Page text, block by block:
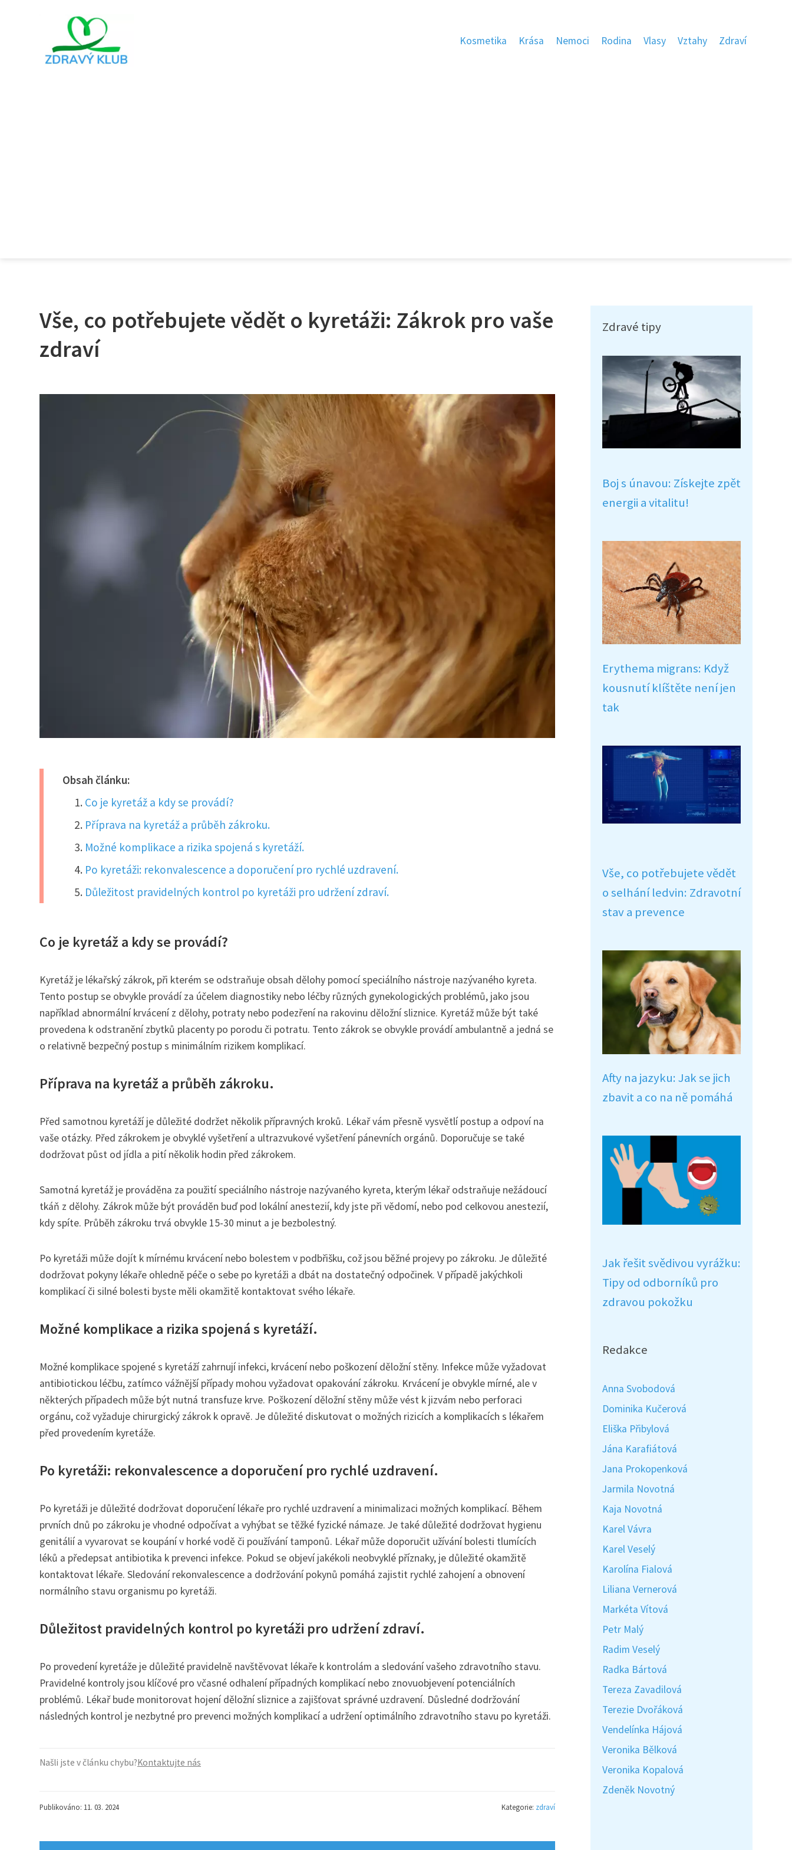
Kosmetika Krása Nemoci Rodina Vlasy Vztahy Zdraví
Vše, co potřebujete vědět o kyretáži: Zákrok pro vaše
zdraví
Obsah článku:
Co je kyretáž a kdy se provádí?
Příprava na kyretáž a průběh zákroku.
Možné komplikace a rizika spojená s kyretáží.
Po kyretáži: rekonvalescence a doporučení pro rychlé uzdravení.
Důležitost pravidelných kontrol po kyretáži pro udržení zdraví.
Co je kyretáž a kdy se provádí?
Kyretáž je lékařský zákrok, při kterém se odstraňuje obsah dělohy pomocí speciálního nástroje nazývaného kyreta.
Tento postup se obvykle provádí za účelem diagnostiky nebo léčby různých gynekologických problémů, jako jsou
například abnormální krvácení z dělohy, potraty nebo podezření na rakovinu děložní sliznice. Kyretáž může být také
provedena k odstranění zbytků placenty po porodu či potratu. Tento zákrok se obvykle provádí ambulantně a jedná se
o relativně bezpečný postup s minimálním rizikem komplikací.
Příprava na kyretáž a průběh zákroku.
Před samotnou kyretáží je důležité dodržet několik přípravných kroků. Lékař vám přesně vysvětlí postup a odpoví na
vaše otázky. Před zákrokem je obvyklé vyšetření a ultrazvukové vyšetření pánevních orgánů. Doporučuje se také
dodržovat půst od jídla a pití několik hodin před zákrokem.
Samotná kyretáž je prováděna za použití speciálního nástroje nazývaného kyreta, kterým lékař odstraňuje nežádoucí
tkáň z dělohy. Zákrok může být prováděn buď pod lokální anestezií, kdy jste při vědomí, nebo pod celkovou anestezií,
kdy spíte. Průběh zákroku trvá obvykle 15-30 minut a je bezbolestný.
Po kyretáži může dojít k mírnému krvácení nebo bolestem v podbřišku, což jsou běžné projevy po zákroku. Je důležité
dodržovat pokyny lékaře ohledně péče o sebe po kyretáži a dbát na dostatečný odpočinek. V případě jakýchkoli
komplikací či silné bolesti byste měli okamžitě kontaktovat svého lékaře.
Možné komplikace a rizika spojená s kyretáží.
Možné komplikace spojené s kyretáží zahrnují infekci, krvácení nebo poškození děložní stěny. Infekce může vyžadovat
antibiotickou léčbu, zatímco vážnější případy mohou vyžadovat opakování zákroku. Krvácení je obvykle mírné, ale v
některých případech může být nutná transfuze krve. Poškození děložní stěny může vést k jizvám nebo perforaci
orgánu, což vyžaduje chirurgický zákrok k opravě. Je důležité diskutovat o možných rizicích a komplikacích s lékařem
před provedením kyretáže.
Po kyretáži: rekonvalescence a doporučení pro rychlé uzdravení.
Po kyretáži je důležité dodržovat doporučení lékaře pro rychlé uzdravení a minimalizaci možných komplikací. Během
prvních dnů po zákroku je vhodné odpočívat a vyhýbat se těžké fyzické námaze. Je také důležité dodržovat hygienu
genitálií a vyvarovat se koupání v horké vodě či používání tamponů. Lékař může doporučit užívání bolesti tlumících
léků a předepsat antibiotika k prevenci infekce. Pokud se objeví jakékoli neobvyklé příznaky, je důležité okamžitě
kontaktovat lékaře. Sledování rekonvalescence a dodržování pokynů pomáhá zajistit rychlé zahojení a obnovení
normálního stavu organismu po kyretáži.
Důležitost pravidelných kontrol po kyretáži pro udržení zdraví.
Po provedení kyretáže je důležité pravidelně navštěvovat lékaře k kontrolám a sledování vašeho zdravotního stavu.
Pravidelné kontroly jsou klíčové pro včasné odhalení případných komplikací nebo znovuobjevení potenciálních
problémů. Lékař bude monitorovat hojení děložní sliznice a zajišťovat správné uzdravení. Důsledné dodržování
následných kontrol je nezbytné pro prevenci možných komplikací a udržení optimálního zdravotního stavu po kyretáži.
Našli jste v článku chybu?Kontaktujte nás
Publikováno: 11. 03. 2024 Kategorie: zdraví
Zdravé tipy
Boj s únavou: Získejte zpět
energii a vitalitu!
Erythema migrans: Když
kousnutí klíštěte není jen
tak
Vše, co potřebujete vědět
o selhání ledvin: Zdravotní
stav a prevence
Afty na jazyku: Jak se jich
zbavit a co na ně pomáhá
Jak řešit svědivou vyrážku:
Tipy od odborníků pro
zdravou pokožku
Redakce
Anna Svobodová
Dominika Kučerová
Eliška Přibylová
Jána Karafiátová
Jana Prokopenková
Jarmila Novotná
Kaja Novotná
Karel Vávra
Karel Veselý
Karolína Fialová
Liliana Vernerová
Markéta Vítová
Petr Malý
Radim Veselý
Radka Bártová
Tereza Zavadilová
Terezie Dvořáková
Vendelínka Hájová
Veronika Bělková
Veronika Kopalová
Zdeněk Novotný